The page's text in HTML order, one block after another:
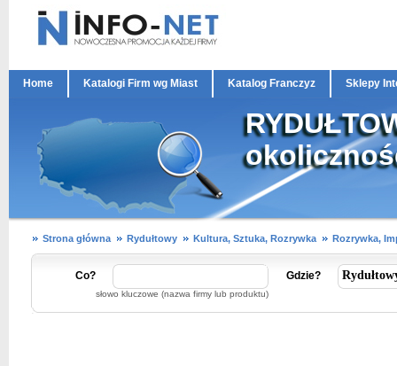
Home Katalogi Firm wg Miast Katalog Franczyz Sklepy
Strona główna Rydułtowy Kultura, Sztuka, Rozrywka Rozrywka,
Co?
słowo kluczowe (nazwa firmy lub produktu)
Gdzie?